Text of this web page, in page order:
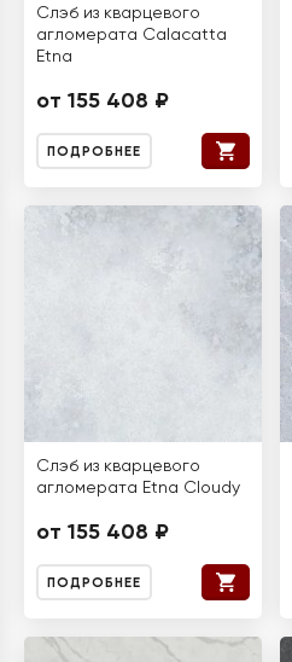
Слэб из кварцевого
агломерата Calacatta
Etna
от 155 408 ₽
ПОДРОБНЕЕ
Слэб из кварцевого
агломерата Etna Cloudy
от 155 408 ₽
ПОДРОБНЕЕ